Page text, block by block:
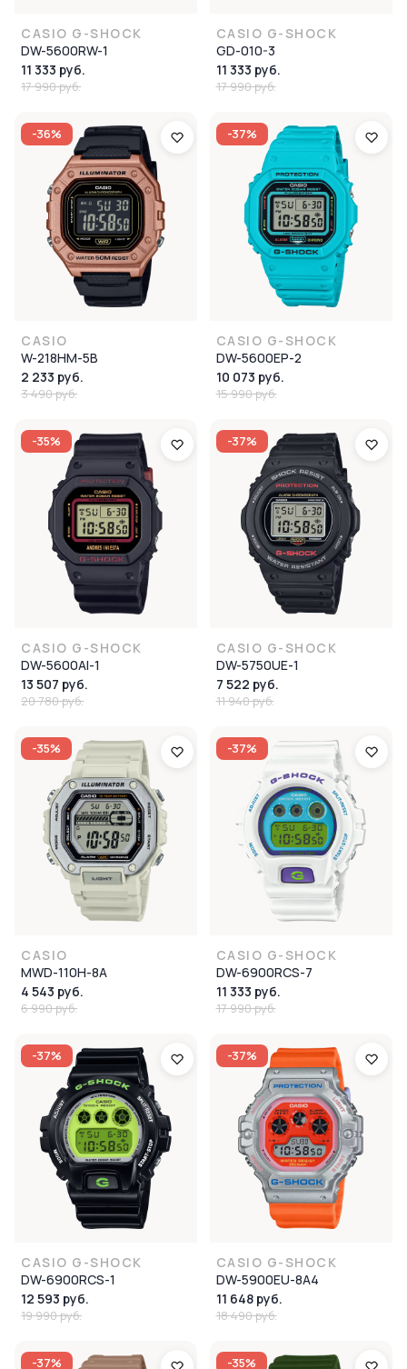
CASIO G-SHOCK
DW-5600RW-1
11 333 руб.
17 990 руб.
CASIO G-SHOCK
GD-010-3
11 333 руб.
17 990 руб.
-36%
CASIO
W-218HM-5B
2 233 руб.
3 490 руб.
-37%
CASIO G-SHOCK
DW-5600EP-2
10 073 руб.
15 990 руб.
-35%
CASIO G-SHOCK
DW-5600AI-1
13 507 руб.
20 780 руб.
-37%
CASIO G-SHOCK
DW-5750UE-1
7 522 руб.
11 940 руб.
-35%
CASIO
MWD-110H-8A
4 543 руб.
6 990 руб.
-37%
CASIO G-SHOCK
DW-6900RCS-7
11 333 руб.
17 990 руб.
-37%
CASIO G-SHOCK
DW-6900RCS-1
12 593 руб.
19 990 руб.
-37%
CASIO G-SHOCK
DW-5900EU-8A4
11 648 руб.
18 490 руб.
-37% -35%